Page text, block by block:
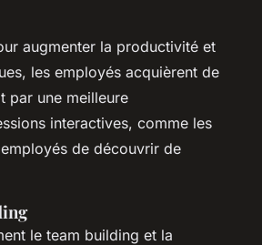
augmenter la productivité et
les employés acquièrent de
par une meilleure
interactives, comme les
de découvrir de
le team building et la